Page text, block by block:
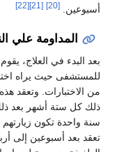
أسبوعين.
[20]
[21]
[22]
المداومة علي
بعد البدء في العلاج،
للمستشفى حيث يراه
من الاختبارات. وتعقد
ذلك كل ستة أشهر بعد
سنة واحدة تكون زيارتهم
تعقد بعد أسبوعين إلى